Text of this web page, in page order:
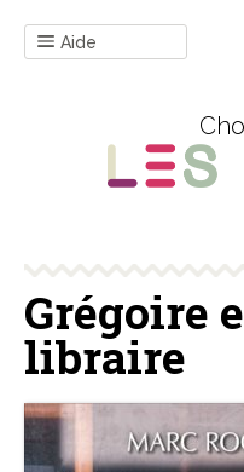
Aide
Grégoire
libraire